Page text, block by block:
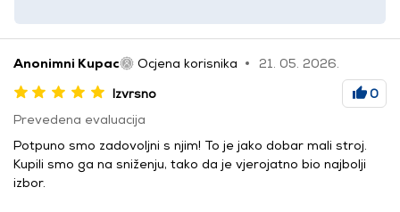
Anonimni Kupac Ocjena korisnika
21. 05. 2026.
Izvrsno
0
Prevedena evaluacija
Potpuno smo zadovoljni s njim! To je jako dobar mali stroj.
Kupili smo ga na sniženju, tako da je vjerojatno bio najbolji
izbor.